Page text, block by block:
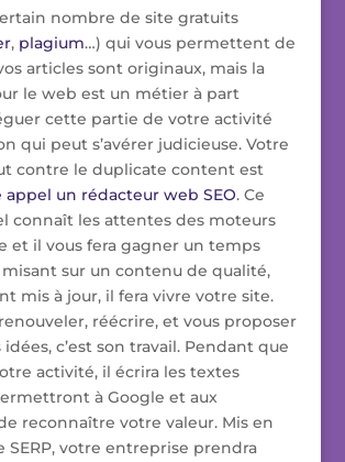
nombre de site gratuits
, plagium…) qui vous permettent de
articles sont originaux, mais la
le web est un métier à part
cette partie de votre activité
qui peut s’avérer judicieuse. Votre
contre le duplicate content est
appel un rédacteur web SEO. Ce
connaît les attentes des moteurs
et il vous fera gagner un temps
misant sur un contenu de qualité,
mis à jour, il fera vivre votre site.
réécrire, et vous proposer
c’est son travail. Pendant que
activité, il écrira les textes
à Google et aux
reconnaître votre valeur. Mis en
SERP, votre entreprise prendra